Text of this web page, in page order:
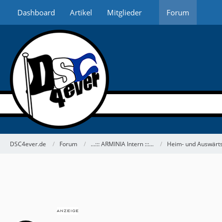
Dashboard Artikel Mitglieder Forum
DSC4ever.de Forum ...::: ARMINIA Intern :::... Heim- und